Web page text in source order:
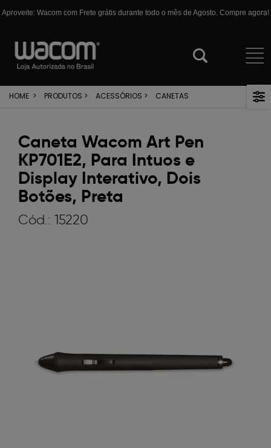
Aproveite: Wacom com Frete grátis durante todo o mês de Agosto. Compre agora!
HOME > PRODUTOS > ACESSÓRIOS > CANETAS
Caneta Wacom Art Pen
KP701E2, Para Intuos e
Display Interativo, Dois
Botões, Preta
Cód.: 15220